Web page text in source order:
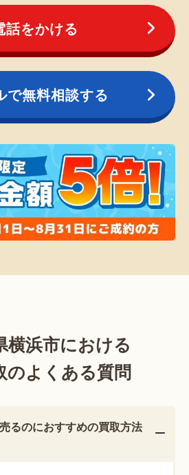
話をかける
で無料相談する
横浜市における
のよくある質問
るのにおすすめの買取方法